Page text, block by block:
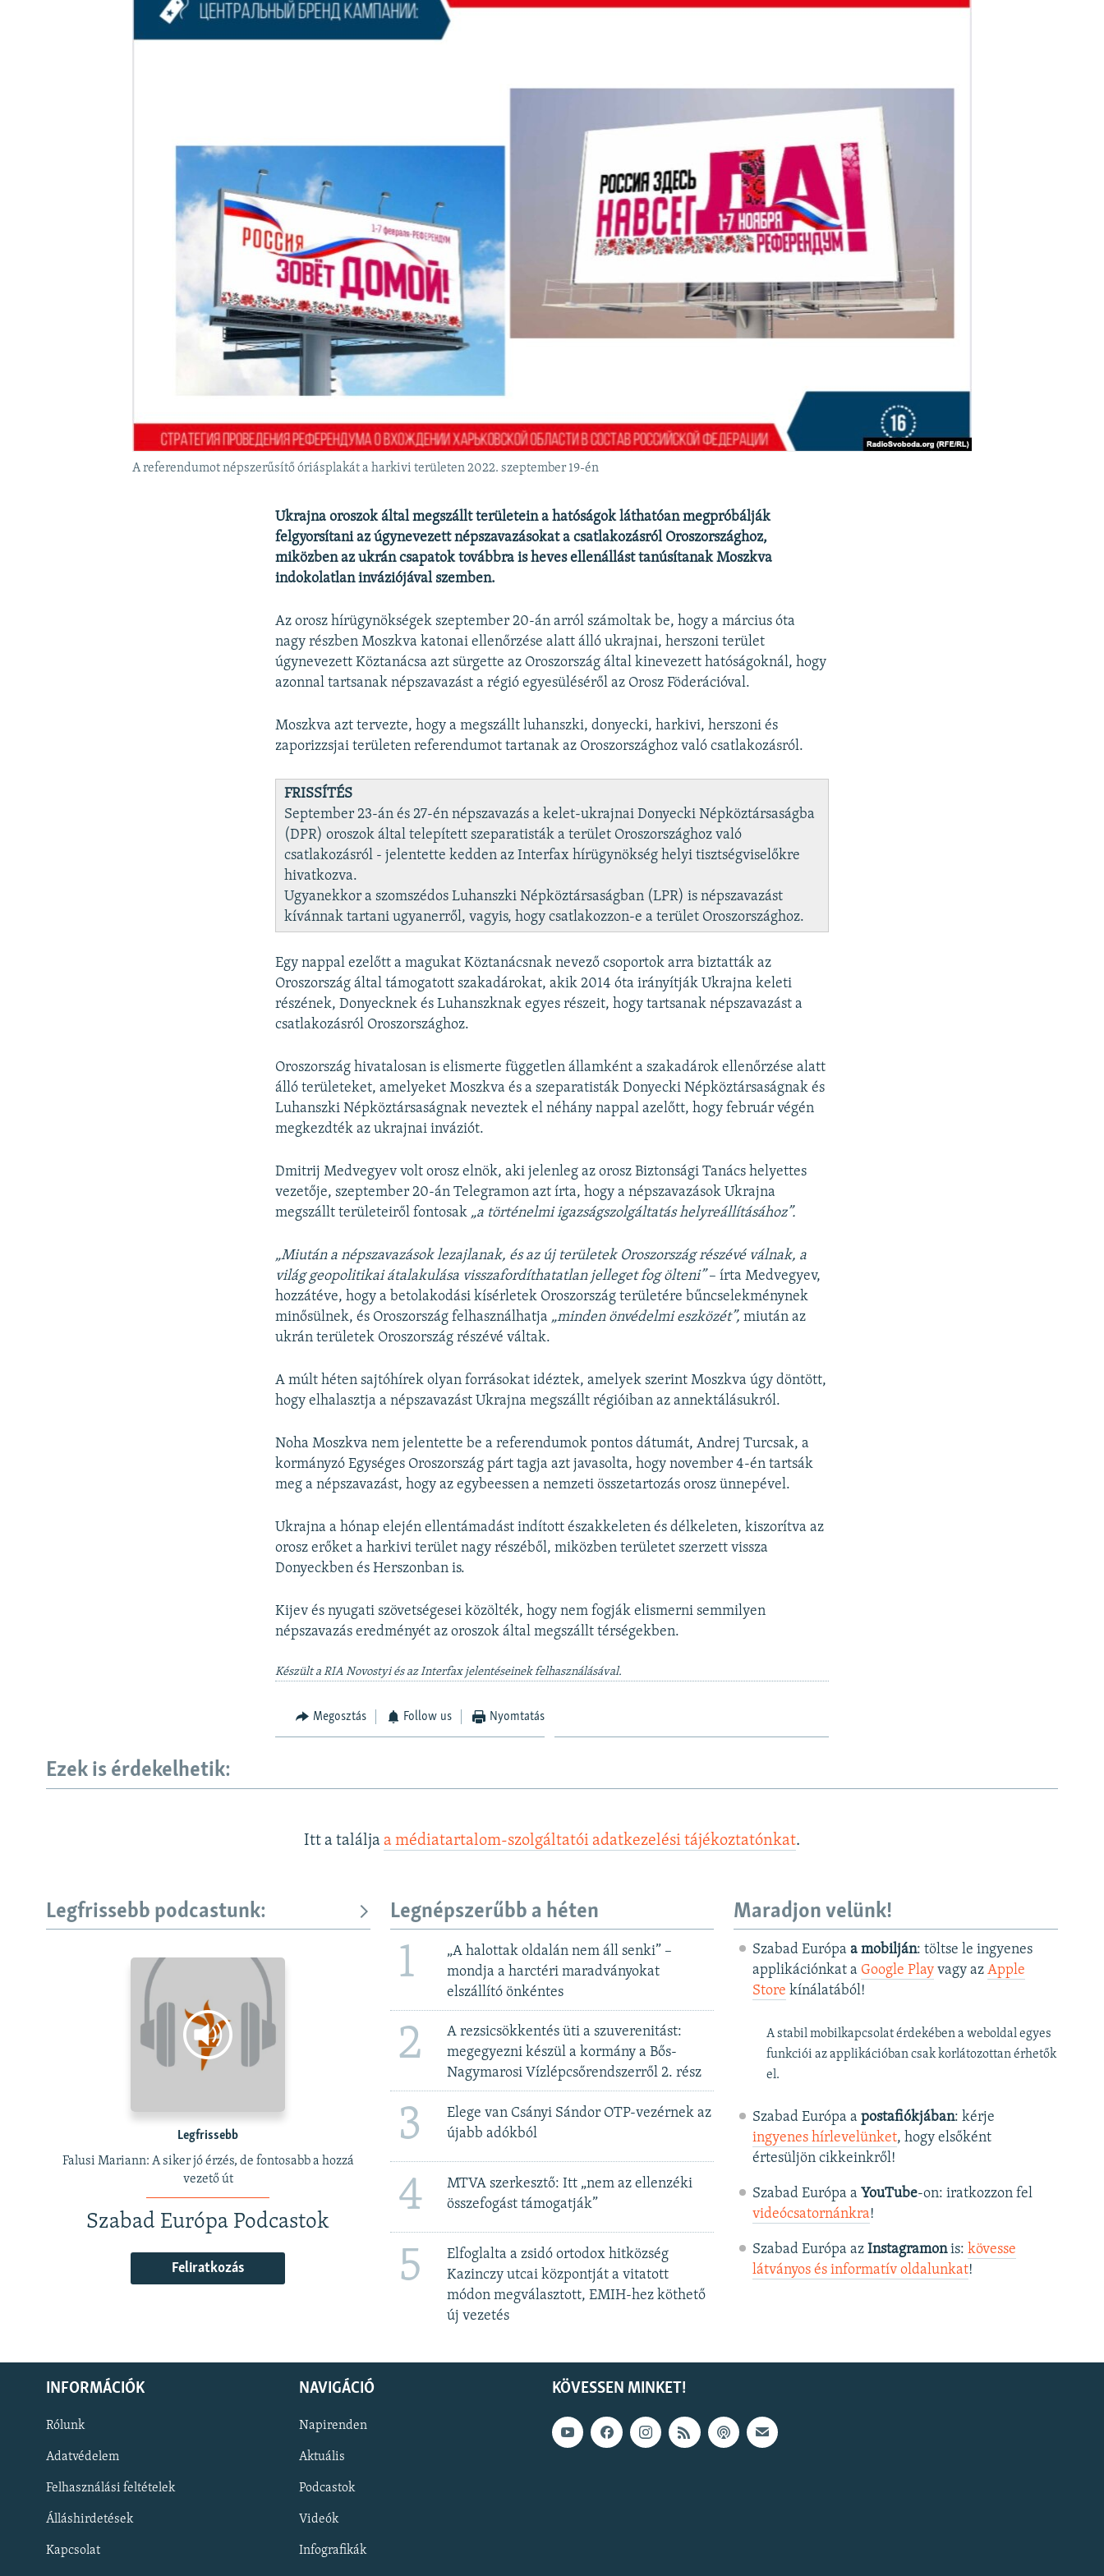
A referendumot népszerűsítő óriásplakát a harkivi területen 2022. szeptember 19-én
Ukrajna oroszok által megszállt területein a hatóságok láthatóan megpróbálják
felgyorsítani az úgynevezett népszavazásokat a csatlakozásról Oroszországhoz,
miközben az ukrán csapatok továbbra is heves ellenállást tanúsítanak Moszkva
indokolatlan inváziójával szemben.
Az orosz hírügynökségek szeptember 20-án arról számoltak be, hogy a március óta
nagy részben Moszkva katonai ellenőrzése alatt álló ukrajnai, herszoni terület
úgynevezett Köztanácsa azt sürgette az Oroszország által kinevezett hatóságoknál, hogy
azonnal tartsanak népszavazást a régió egyesüléséről az Orosz Föderációval.
Moszkva azt tervezte, hogy a megszállt luhanszki, donyecki, harkivi, herszoni és
zaporizzsjai területen referendumot tartanak az Oroszországhoz való csatlakozásról.
FRISSÍTÉS
September 23-án és 27-én népszavazás a kelet-ukrajnai Donyecki Népköztársaságba
(DPR) oroszok által telepített szeparatisták a terület Oroszországhoz való
csatlakozásról - jelentette kedden az Interfax hírügynökség helyi tisztségviselőkre
hivatkozva.
Ugyanekkor a szomszédos Luhanszki Népköztársaságban (LPR) is népszavazást
kívánnak tartani ugyanerről, vagyis, hogy csatlakozzon-e a terület Oroszországhoz.
Egy nappal ezelőtt a magukat Köztanácsnak nevező csoportok arra biztatták az
Oroszország által támogatott szakadárokat, akik 2014 óta irányítják Ukrajna keleti
részének, Donyecknek és Luhanszknak egyes részeit, hogy tartsanak népszavazást a
csatlakozásról Oroszországhoz.
Oroszország hivatalosan is elismerte független államként a szakadárok ellenőrzése alatt
álló területeket, amelyeket Moszkva és a szeparatisták Donyecki Népköztársaságnak és
Luhanszki Népköztársaságnak neveztek el néhány nappal azelőtt, hogy február végén
megkezdték az ukrajnai inváziót.
Dmitrij Medvegyev volt orosz elnök, aki jelenleg az orosz Biztonsági Tanács helyettes
vezetője, szeptember 20-án Telegramon azt írta, hogy a népszavazások Ukrajna
megszállt területeiről fontosak „a történelmi igazságszolgáltatás helyreállításához”.
„Miután a népszavazások lezajlanak, és az új területek Oroszország részévé válnak, a
világ geopolitikai átalakulása visszafordíthatatlan jelleget fog ölteni”– írta Medvegyev,
hozzátéve, hogy a betolakodási kísérletek Oroszország területére bűncselekménynek
minősülnek, és Oroszország felhasználhatja „minden önvédelmi eszközét”, miután az
ukrán területek Oroszország részévé váltak.
A múlt héten sajtóhírek olyan forrásokat idéztek, amelyek szerint Moszkva úgy döntött,
hogy elhalasztja a népszavazást Ukrajna megszállt régióiban az annektálásukról.
Noha Moszkva nem jelentette be a referendumok pontos dátumát, Andrej Turcsak, a
kormányzó Egységes Oroszország párt tagja azt javasolta, hogy november 4-én tartsák
meg a népszavazást, hogy az egybeessen a nemzeti összetartozás orosz ünnepével.
Ukrajna a hónap elején ellentámadást indított északkeleten és délkeleten, kiszorítva az
orosz erőket a harkivi terület nagy részéből, miközben területet szerzett vissza
Donyeckben és Herszonban is.
Kijev és nyugati szövetségesei közölték, hogy nem fogják elismerni semmilyen
népszavazás eredményét az oroszok által megszállt térségekben.
Készült a RIA Novostyi és az Interfax jelentéseinek felhasználásával.
Megosztás Follow us Nyomtatás
Ezek is érdekelhetik:
Itt a találja a médiatartalom-szolgáltatói adatkezelési tájékoztatónkat.
Legfrissebb podcastunk:
Legfrissebb
Falusi Mariann: A siker jó érzés, de fontosabb a hozzá
vezető út
Szabad Európa Podcastok
Feliratkozás
Legnépszerűbb a héten
1
„A halottak oldalán nem áll senki” –
mondja a harctéri maradványokat
elszállító önkéntes
2
A rezsicsökkentés üti a szuverenitást:
megegyezni készül a kormány a Bős-
Nagymarosi Vízlépcsőrendszerről 2. rész
3
Elege van Csányi Sándor OTP-vezérnek az
újabb adókból
4
MTVA szerkesztő: Itt „nem az ellenzéki
összefogást támogatják”
5
Elfoglalta a zsidó ortodox hitközség
Kazinczy utcai központját a vitatott
módon megválasztott, EMIH-hez köthető
új vezetés
Maradjon velünk!
Szabad Európa a mobilján: töltse le ingyenes
applikációnkat a Google Playvagy az Apple
Store kínálatából!
A stabil mobilkapcsolat érdekében a weboldal egyes
funkciói az applikációban csak korlátozottan érhetők
el.
Szabad Európa a postafiókjában: kérje
ingyenes hírlevelünket, hogy elsőként
értesüljön cikkeinkről!
Szabad Európa a YouTube-on: iratkozzon fel
videócsatornánkra!
Szabad Európa az Instagramonis: kövesse
látványos és informatív oldalunkat! ​
KÖVESSEN MINKET!
INFORMÁCIÓK
Rólunk
Adatvédelem
Felhasználási feltételek
Álláshirdetések
Kapcsolat
NAVIGÁCIÓ
Napirenden
Aktuális
Podcastok
Videók
Infografikák